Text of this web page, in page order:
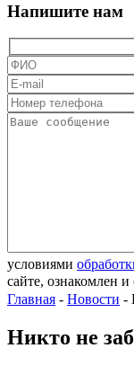
Напишите нам
условиями
сайте, ознакомлен и
Главная - Новости -
Никто не